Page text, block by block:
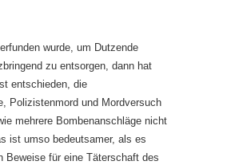
wurde, um Dutzende
zu entsorgen, dann hat
entschieden, die
Polizistenmord und Mordversuch
mehrere Bombenanschläge nicht
ist umso bedeutsamer, als es
Beweise für eine Täterschaft des